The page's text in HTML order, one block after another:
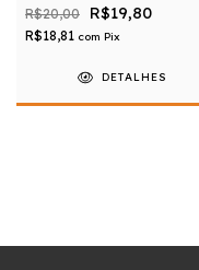
R$20,00 R$19,80
R$18,81 com Pix
DETALHES